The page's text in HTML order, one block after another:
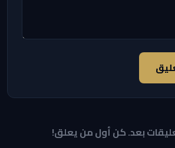
بعد. كن أول من يعلق!